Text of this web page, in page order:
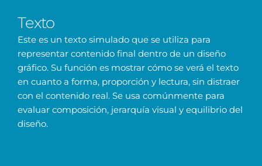
Texto
Este es un texto simulado que se utiliza para
representar contenido final dentro de un diseño
gráfico. Su función es mostrar cómo se verá el texto
en cuanto a forma, proporción y lectura, sin distraer
con el contenido real. Se usa comúnmente para
evaluar composición, jerarquía visual y equilibrio del
diseño.